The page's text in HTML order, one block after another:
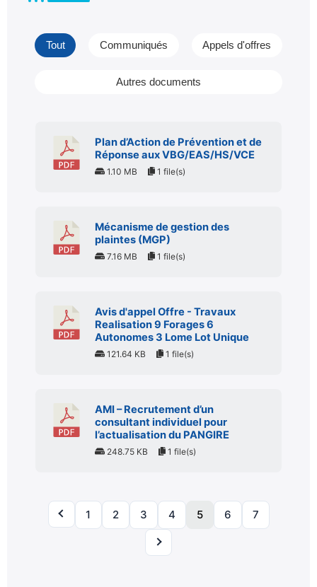
Tout Communiqués Appels d'offres
Autres documents
Plan d’Action de Prévention et de
Réponse aux VBG/EAS/HS/VCE
1.10 MB 1 file(s)
Mécanisme de gestion des
plaintes (MGP)
7.16 MB 1 file(s)
Avis d'appel Offre - Travaux
Realisation 9 Forages 6
Autonomes 3 Lome Lot Unique
121.64 KB 1 file(s)
AMI – Recrutement d’un
consultant individuel pour
l’actualisation du PANGIRE
248.75 KB 1 file(s)
1 2 3 4 5 6 7